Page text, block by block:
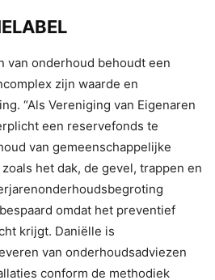
van onderhoud behoudt een
zijn waarde en
“Als Vereniging van Eigenaren
een reservefonds te
van gemeenschappelijke
het dak, de gevel, trappen en
omdat het preventief
krijgt. Daniëlle is
van onderhoudsadviezen
conform de methodiek